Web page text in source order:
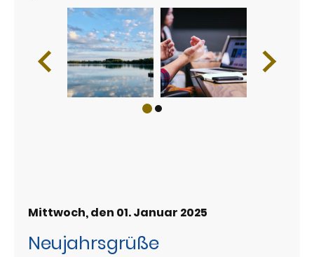
Mittwoch, den 01. Januar 2025
Neujahrsgrüße